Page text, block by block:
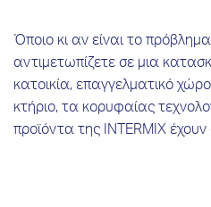
Όποιο κι αν είναι το
αντιμετωπίζετε σε μια
κατοικία, επαγγελματικό
κτήριο, τα κορυφαίας
προϊόντα της INTERMIX